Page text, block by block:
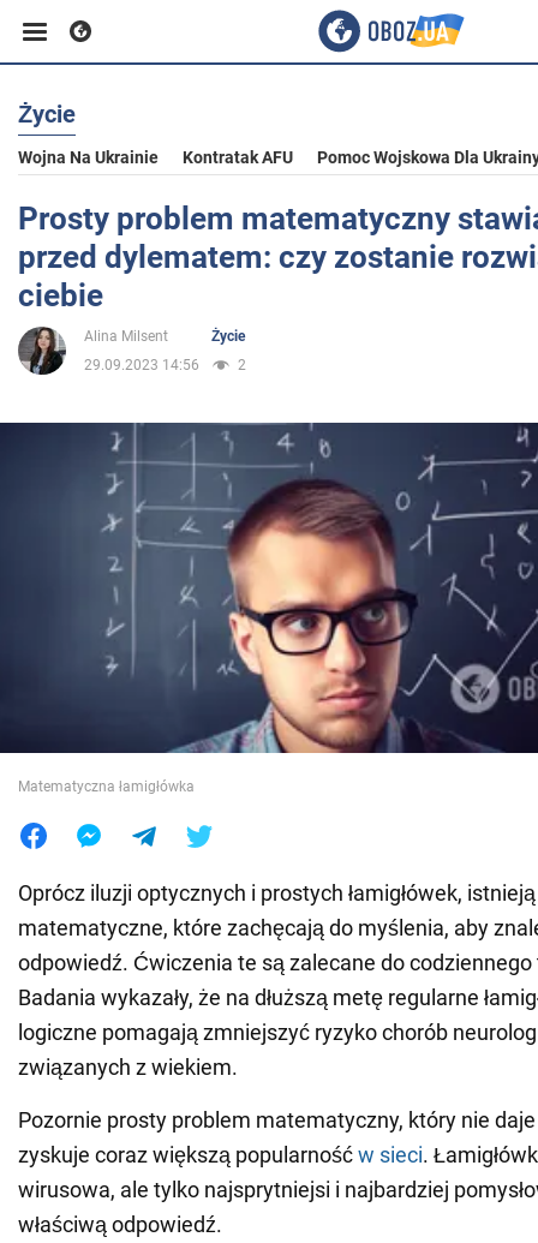
Biznes
Sport
Rozrywka
Życie
Społeczeństwo
Wojna na Ukrainie
Jedzenie
Życie
Wojna Na Ukrainie Kontratak AFU Pomoc Wojskowa Dla
Prosty problem matematyczny
przed dylematem: czy zostanie
ciebie
Alina Milsent
Życie
29.09.2023 14:56
2
Matematyczna łamigłówka
Oprócz iluzji optycznych i prostych łamigłówek,
matematyczne, które zachęcają do myślenia, aby
odpowiedź. Ćwiczenia te są zalecane do
Badania wykazały, że na dłuższą metę regularne
logiczne pomagają zmniejszyć ryzyko chorób
związanych z wiekiem.
Pozornie prosty problem matematyczny, który nie daje
zyskuje coraz większą popularnośćw sieci.
wirusowa, ale tylko najsprytniejsi i najbardziej
właściwą odpowiedź.